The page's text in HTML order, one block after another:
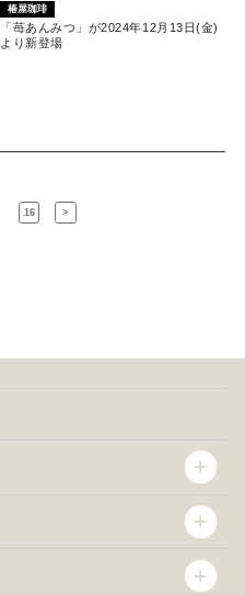
椿屋珈琲
「苺あんみつ」が2024年12月13日(金)
より新登場
16 >